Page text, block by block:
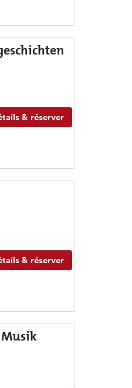
& réserver
& réserver